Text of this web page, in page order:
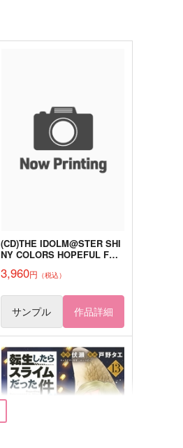
208号室の幻影
時すでにミステリー
（税込）
(CD)THE IDOLM@STER SHI
NY COLORS HOPEFUL FE
3,960円 （税込）
サンプル 作品詳細